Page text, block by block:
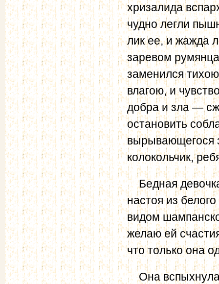
хризалида
чудно легли
лик ее, и жажда
заревом
заменился
влагою, и
добра и зла —
остановить
вырывающегося
колокольчик,
Бедная
настоя из
видом
желаю ей
что только она
Она вспыхнула,